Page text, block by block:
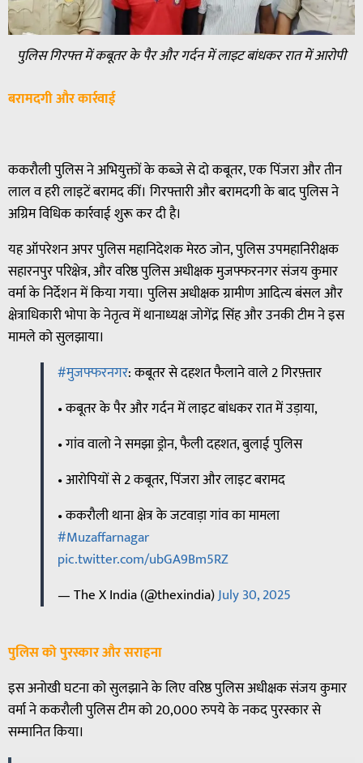
पुलिस गिरफ्त में कबूतर के पैर और गर्दन में लाइट बांधकर रात में आरोपी
बरामदगी और कार्रवाई
ककरौली पुलिस ने अभियुक्तों के कब्जे से दो कबूतर, एक पिंजरा और तीन
लाल व हरी लाइटें बरामद कीं। गिरफ्तारी और बरामदगी के बाद पुलिस ने
अग्रिम विधिक कार्रवाई शुरू कर दी है।
यह ऑपरेशन अपर पुलिस महानिदेशक मेरठ जोन, पुलिस उपमहानिरीक्षक
सहारनपुर परिक्षेत्र, और वरिष्ठ पुलिस अधीक्षक मुजफ्फरनगर संजय कुमार
वर्मा के निर्देशन में किया गया। पुलिस अधीक्षक ग्रामीण आदित्य बंसल और
क्षेत्राधिकारी भोपा के नेतृत्व में थानाध्यक्ष जोगेंद्र सिंह और उनकी टीम ने इस
मामले को सुलझाया।
#मुजफ्फरनगर: कबूतर से दहशत फैलाने वाले 2 गिरफ़्तार
• कबूतर के पैर और गर्दन में लाइट बांधकर रात में उड़ाया,
• गांव वालो ने समझा ड्रोन, फैली दहशत, बुलाई पुलिस
• आरोपियों से 2 कबूतर, पिंजरा और लाइट बरामद
• ककरौली थाना क्षेत्र के जटवाड़ा गांव का मामला
#Muzaffarnagar
pic.twitter.com/ubGA9Bm5RZ
— The X India (@thexindia)July 30, 2025
पुलिस को पुरस्कार और सराहना
इस अनोखी घटना को सुलझाने के लिए वरिष्ठ पुलिस अधीक्षक संजय कुमार
वर्मा ने ककरौली पुलिस टीम को 20,000 रुपये के नकद पुरस्कार से
सम्मानित किया।